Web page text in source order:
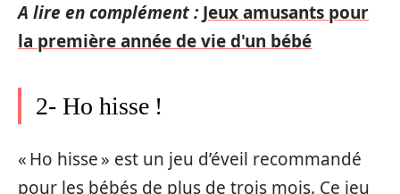
A lire en complément : Jeux amusants pour
la première année de vie d'un bébé
2- Ho hisse !
« Ho hisse » est un jeu d’éveil recommandé
pour les bébés de plus de trois mois. Ce jeu